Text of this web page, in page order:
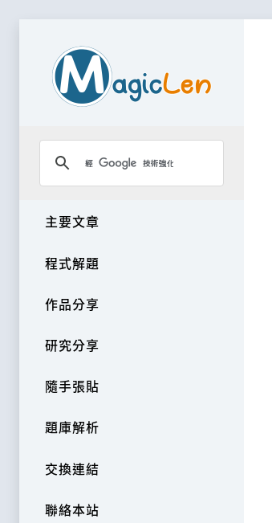
主要文章
程式解題
作品分享
研究分享
隨手張貼
題庫解析
交換連結
聯絡本站